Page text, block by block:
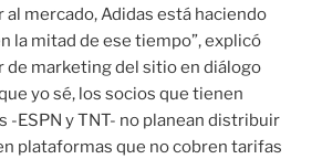
mercado, Adidas está haciendo
la mitad de ese tiempo”, explicó
de marketing del sitio en diálogo
yo sé, los socios que tienen
-ESPN y TNT- no planean distribuir
plataformas que no cobren tarifas